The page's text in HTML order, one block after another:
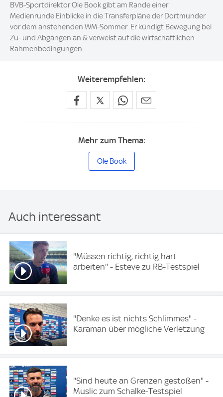
BVB-Sportdirektor Ole Book gibt am Rande einer
Medienrunde Einblicke in die Transferpläne der Dortmunder
vor dem anstehenden WM-Sommer. Er kündigt Bewegung bei
Zu- und Abgängen an & verweist auf die wirtschaftlichen
Rahmenbedingungen
Weiterempfehlen:
Mehr zum Thema:
Ole Book
Auch interessant
''Müssen richtig, richtig hart
arbeiten'' - Esteve zu RB-Testspiel
''Denke es ist nichts Schlimmes" -
Karaman über mögliche Verletzung
''Sind heute an Grenzen gestoßen" -
Muslic zum Schalke-Testspiel